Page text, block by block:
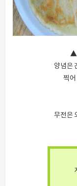
▲
양념은
찍어
무전은